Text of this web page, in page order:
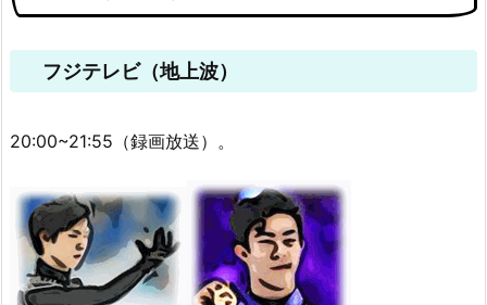
フジテレビ（地上波）
20:00~21:55（録画放送）。